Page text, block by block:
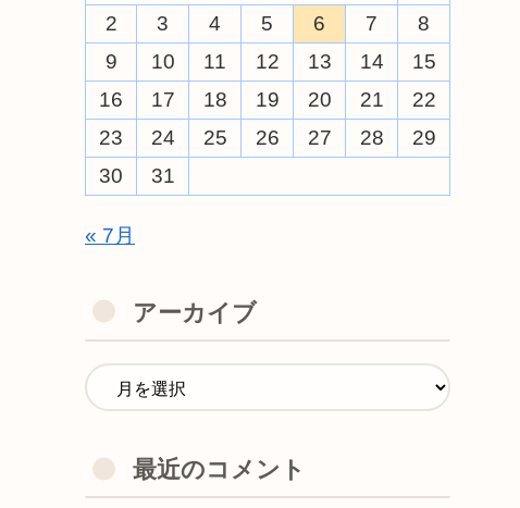
2
3 4 5 6 7
8
9
10 11 12 13 14
15
16
17 18 19 20 21
22
23
24 25 26 27 28
29
30
31
« 7月
アーカイブ
最近のコメント